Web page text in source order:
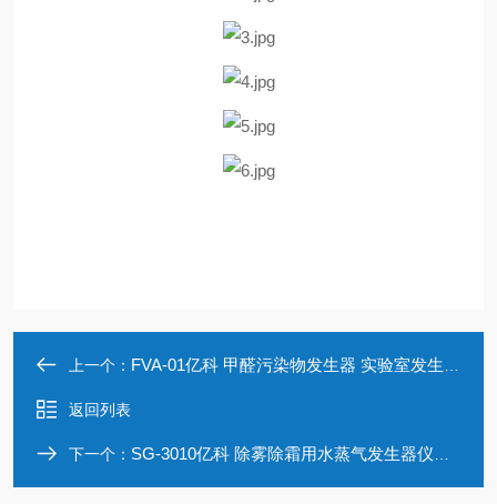
上一个： FVA-01亿科 甲醛污染物发生器 实验室发生装置
返回列表
下一个： SG-3010亿科 除雾除霜用水蒸气发生器仪器厂家定制